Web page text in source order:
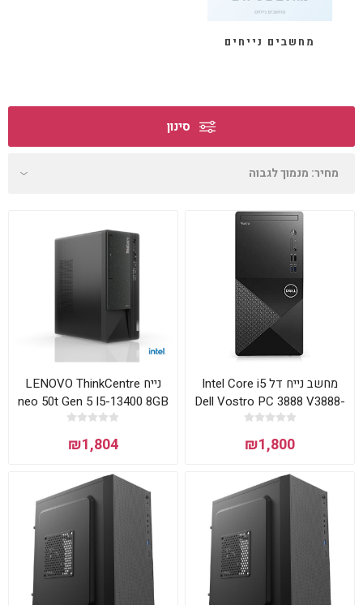
מחשבים נייחים
סינון
מחשב נייח דל Intel Core i5
Dell Vostro PC 3888 V3888-
5429 Mini Tower
₪1,800
נייח LENOVO ThinkCentre
neo 50t Gen 5 I5-13400 8GB
512NVME DOS
₪1,804